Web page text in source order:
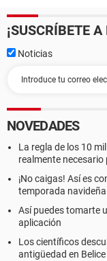
¡SUSCRÍBETE
Noticias
NOVEDADES
La regla de los 10
realmente necesario
¡No caigas! Así es
temporada navideña
Así puedes tomarte
aplicación
Los científicos
antigüedad en Belice